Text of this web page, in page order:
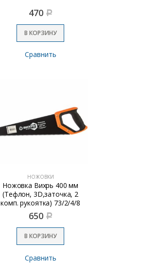
470 Р
В КОРЗИНУ
Сравнить
НОЖОВКИ
Ножовка Вихрь 400 мм
(Тефлон, 3D,заточка, 2
комп. рукоятка) 73/2/4/8
650 Р
В КОРЗИНУ
Сравнить